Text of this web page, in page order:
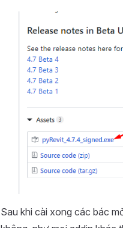
Sau khi cài xong các bác